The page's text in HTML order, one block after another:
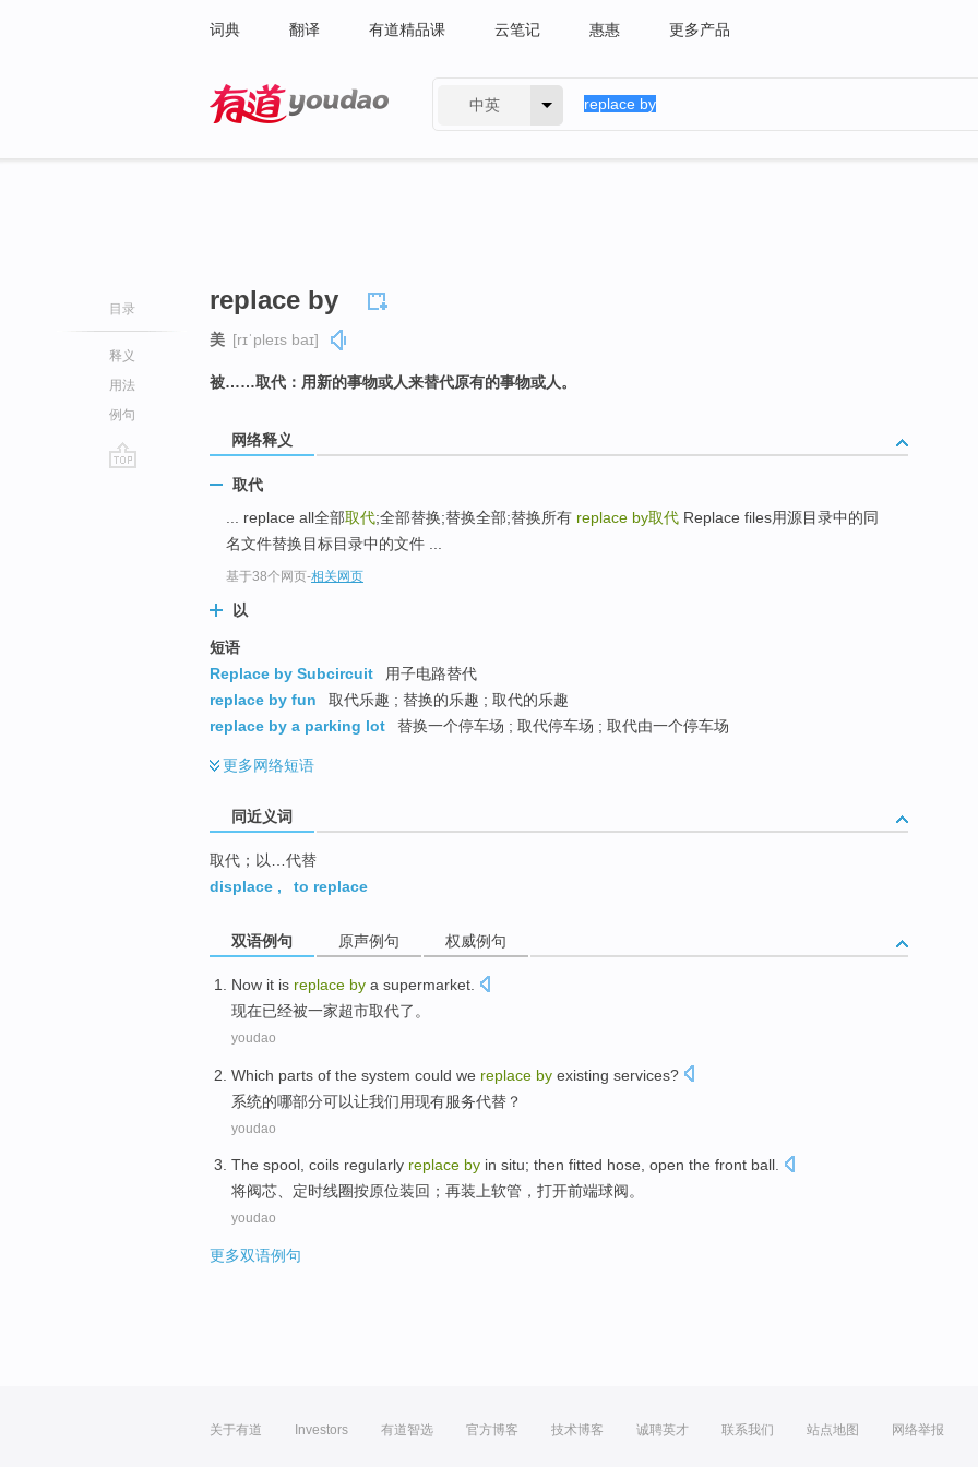
词典 翻译 有道精品课 云笔记 惠惠 更多产品
中英
目录
释义
用法
例句
replace by
美 [rɪˈpleɪs baɪ]
被……取代：用新的事物或人来替代原有的事物或人。
网络释义
取代
... replace all全部取代;全部替换;替换全部;替换所有 replace by取代 Replace files用源目录中的同
名文件替换目标目录中的文件 ...
基于38个网页-相关网页
以
短语
Replace by Subcircuit
用子电路替代
replace by fun
取代乐趣 ; 替换的乐趣 ; 取代的乐趣
replace by a parking lot
替换一个停车场 ; 取代停车场 ; 取代由一个停车场
更多网络短语
同近义词
取代；以…代替
displace , to replace
双语例句 原声例句 权威例句
Now it is replace by a supermarket
现在已经被一家超市取代了。
youdao
Which parts of the system could we replace by existing services?
系统的哪部分可以让我们用现有服务代替 ？
youdao
The spool, coils regularly replace by in situ; then fitted hose, open the front ball.
将阀芯、定时线圈按原位装回； 再装上软管 ，打开前端球阀。
youdao
更多双语例句
关于有道 Investors 有道智选 官方博客 技术博客 诚聘英才 联系我们 站点地图 网络举报